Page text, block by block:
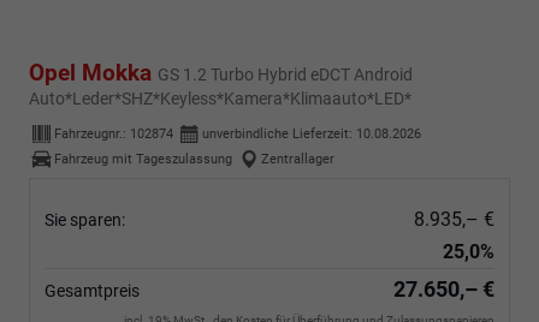
Opel Mokka GS 1.2 Turbo Hybrid eDCT Android
Auto*Leder*SHZ*Keyless*Kamera*Klimaauto*LED*
Fahrzeugnr.: 102874 unverbindliche Lieferzeit: 10.08.2026
Fahrzeug mit Tageszulassung
Zentrallager
Sie sparen:
8.935,– €
25,0%
Gesamtpreis 27.650,– €